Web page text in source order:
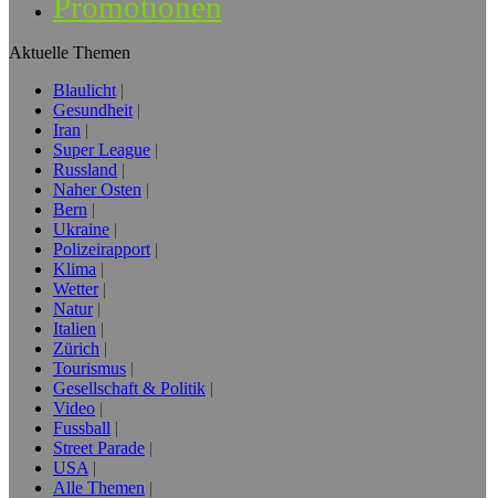
Aktuelle Themen
Blaulicht
Gesundheit
Iran
Super League
Russland
Naher Osten
Bern
Ukraine
Polizeirapport
Klima
Wetter
Natur
Italien
Zürich
Tourismus
Gesellschaft & Politik
Video
Fussball
Street Parade
USA
Alle Themen